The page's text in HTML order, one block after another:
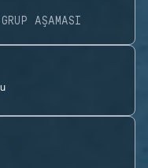
GRUP AŞAMASI